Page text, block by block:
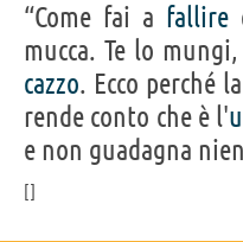
“Come fai a fallire
mucca. Te lo
cazzo. Ecco perché
rende conto che è l'
e non guadagna